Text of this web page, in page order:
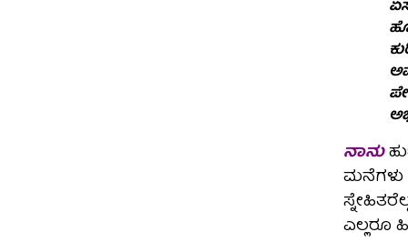
ನಾನು
ಮನೆಗಳು
ಎಲ್ಲರೂ